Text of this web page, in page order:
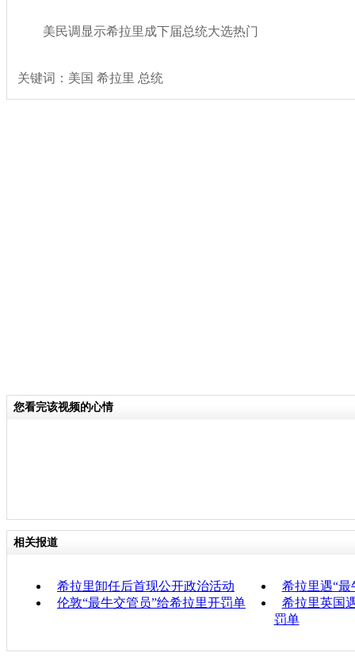
美民调显示希拉里成下届总统大选热门
关键词：美国 希拉里 总统
您看完该视频的心情
相关报道
希拉里卸任后首现公开政治活动
希拉里遇“最
伦敦“最牛交管员”给希拉里开罚单
希拉里英国
罚单